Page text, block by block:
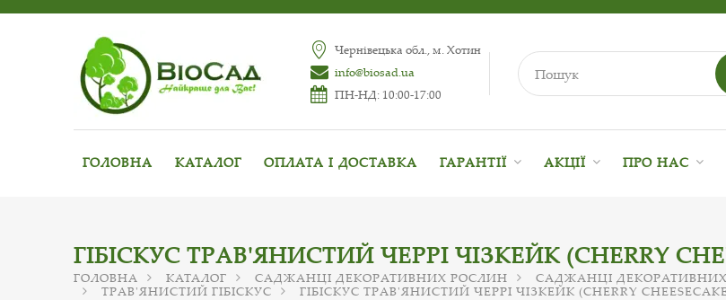
Чернівецька обл., м. Хотин
info@biosad.ua
ПН-НД: 10:00-17:00
ГОЛОВНА КАТАЛОГ ОПЛАТА І ДОСТАВКА ГАРАНТІЇ АКЦІЇ ПРО НАС
ГІБІСКУС ТРАВ'ЯНИСТИЙ ЧЕРРІ ЧІЗКЕЙК (CHERRY
ГОЛОВНА КАТАЛОГ САДЖАНЦІ ДЕКОРАТИВНИХ РОСЛИН САДЖАНЦІ
ТРАВ'ЯНИСТИЙ ГІБІСКУС
ГІБІСКУС ТРАВ'ЯНИСТИЙ ЧЕРРІ ЧІЗКЕЙК (CHERRY